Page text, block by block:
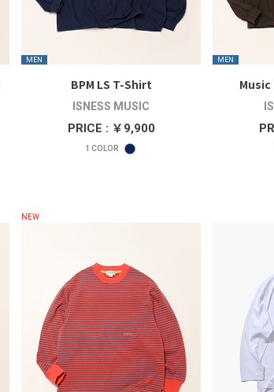
MEN
BPM LS T-Shirt
ISNESS MUSIC
PRICE : ￥9,900
1 COLOR
MEN
NEW